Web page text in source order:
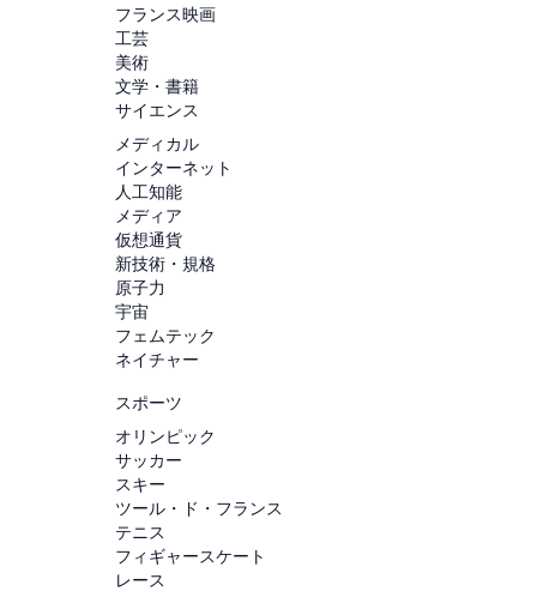
フランス映画
工芸
美術
文学・書籍
サイエンス
メディカル
インターネット
人工知能
メディア
仮想通貨
新技術・規格
原子力
宇宙
フェムテック
ネイチャー
スポーツ
オリンピック
サッカー
スキー
ツール・ド・フランス
テニス
フィギャースケート
レース